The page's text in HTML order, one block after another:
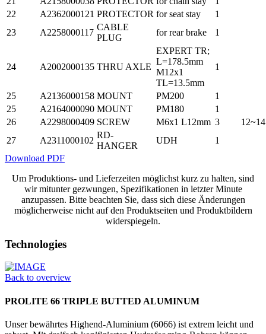
22
A2362000121 PROTECTOR for seat stay
1
23
A2258000117
CABLE
PLUG
for rear brake 1
24 A2002000135 THRU AXLE
EXPERT TR;
L=178.5mm
M12x1
TL=13.5mm
1
25 A2136000158 MOUNT PM200
1
25
A2164000090 MOUNT PM180
1
26
A2298000409 SCREW M6x1 L12mm 3
12~14
27
A2311000102
RD-
HANGER
UDH
1
Download PDF
Um Produktions- und Lieferzeiten möglichst kurz zu halten, sind
wir mitunter gezwungen, Spezifikationen in letzter Minute
anzupassen. Bitte beachten Sie, dass sich diese Änderungen
möglicherweise nicht auf den Produktseiten und Produktbildern
widerspiegeln.
Technologies
Back to overview
PROLITE 66 TRIPLE BUTTED ALUMINUM
Unser bewährtes Highend-Aluminium (6066) ist extrem leicht und